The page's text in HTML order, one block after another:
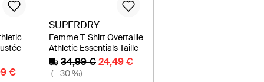
€
SUPERDRY
Femme T-Shirt Overtaille
Athletic Essentials Taille
34,99 €24,49 €
(− 30 %)